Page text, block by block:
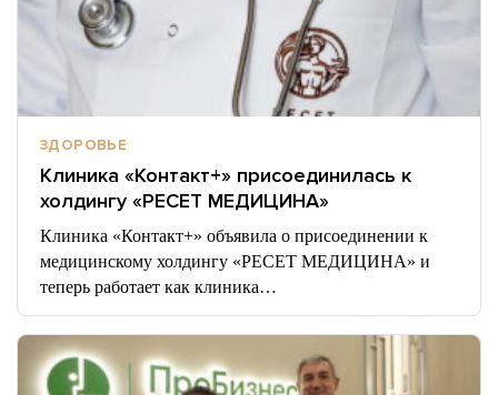
ЗДОРОВЬЕ
Клиника «Контакт+» присоединилась к
холдингу «РЕСЕТ МЕДИЦИНА»
Клиника «Контакт+» объявила о присоединении к
медицинскому холдингу «РЕСЕТ МЕДИЦИНА» и
теперь работает как клиника…